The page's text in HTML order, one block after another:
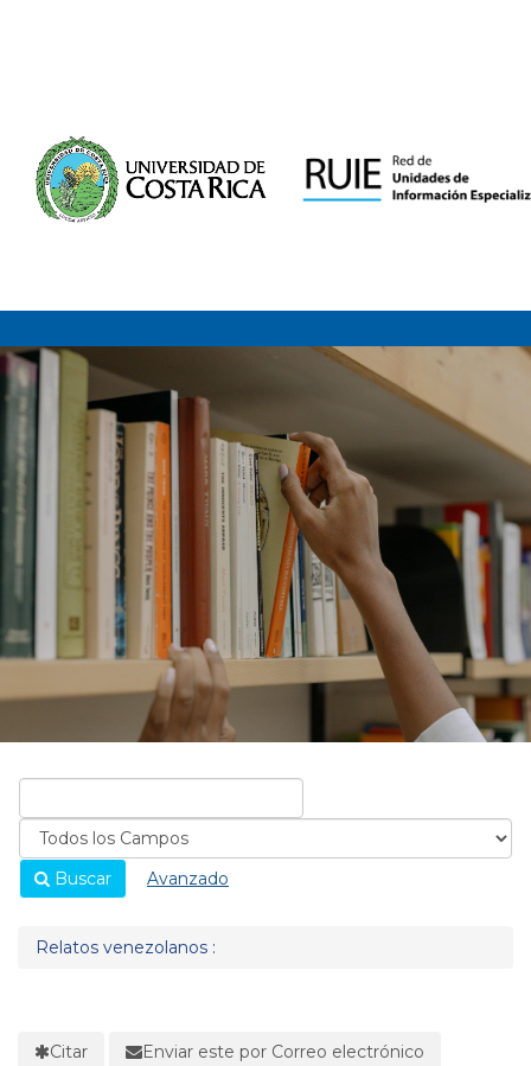
Buscar Avanzado
Relatos venezolanos :
Citar Enviar este por Correo electrónico